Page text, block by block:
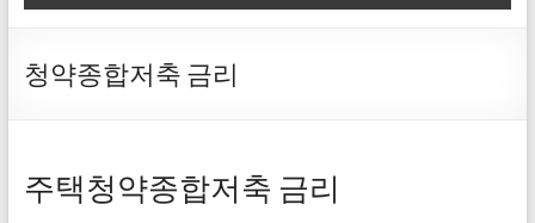
청약종합저축 금리
주택청약종합저축 금리